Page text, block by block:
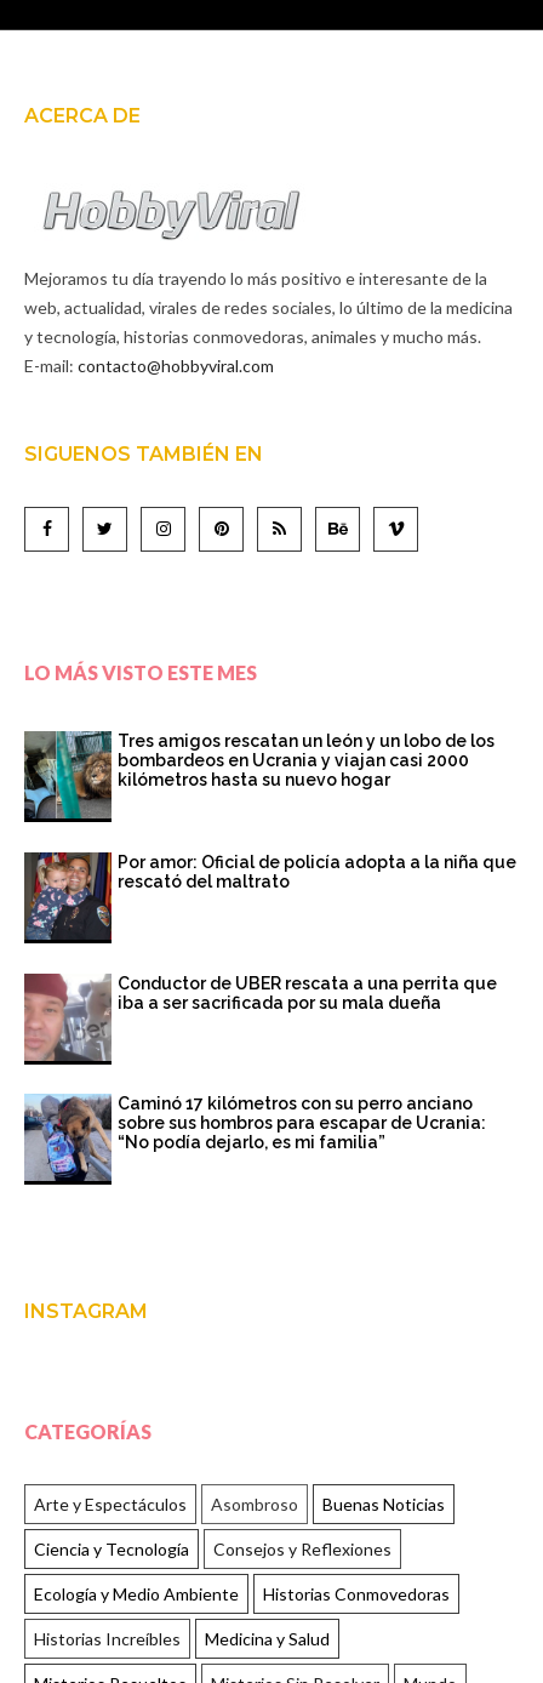
ACERCA DE
Mejoramos tu día trayendo lo más positivo e interesante de la
web, actualidad, virales de redes sociales, lo último de la medicina
y tecnología, historias conmovedoras, animales y mucho más.
E-mail: contacto@hobbyviral.com
SIGUENOS TAMBIÉN EN
LO MÁS VISTO ESTE MES
Tres amigos rescatan un león y un lobo de los
bombardeos en Ucrania y viajan casi 2000
kilómetros hasta su nuevo hogar
Por amor: Oficial de policía adopta a la niña que
rescató del maltrato
Conductor de UBER rescata a una perrita que
iba a ser sacrificada por su mala dueña
Caminó 17 kilómetros con su perro anciano
sobre sus hombros para escapar de Ucrania:
“No podía dejarlo, es mi familia”
INSTAGRAM
CATEGORÍAS
Arte y Espectáculos Asombroso Buenas Noticias
Ciencia y Tecnología Consejos y Reflexiones
Ecología y Medio Ambiente Historias Conmovedoras
Historias Increíbles Medicina y Salud